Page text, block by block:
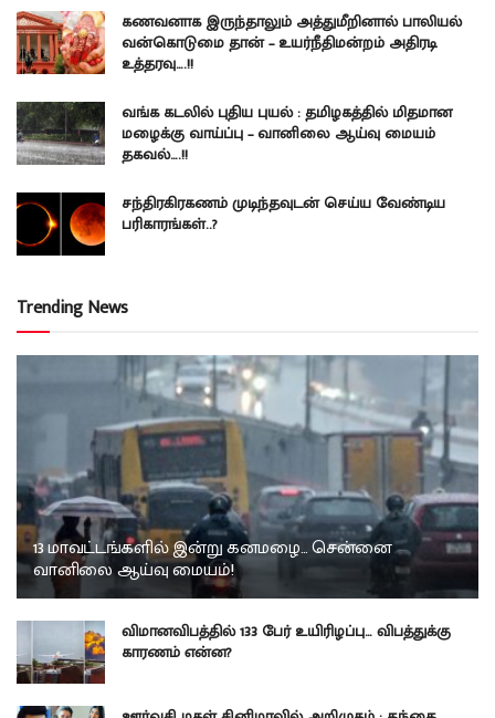
கணவனாக இருந்தாலும் அத்துமீறினால் பாலியல்
வன்கொடுமை தான் – உயர்நீதிமன்றம் அதிரடி
உத்தரவு….!!
வங்க கடலில் புதிய புயல் : தமிழகத்தில் மிதமான
மழைக்கு வாய்ப்பு – வானிலை ஆய்வு மையம்
தகவல்….!!
சந்திரகிரகணம் முடிந்தவுடன் செய்ய வேண்டிய
பரிகாரங்கள்..?
Trending News
13 மாவட்டங்களில் இன்று கனமழை… சென்னை
வானிலை ஆய்வு மையம்!
விமானவிபத்தில் 133 பேர் உயிரிழப்பு… விபத்துக்கு
காரணம் என்ன?